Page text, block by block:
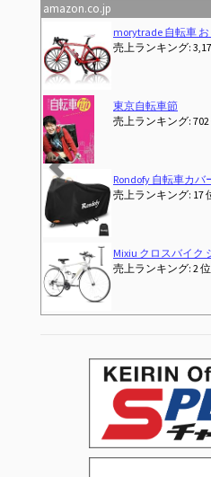
amazon.co.jp
morytrade 自転車 おもちゃ ロードバ
売上ランキング:
東京自転車節
売上ランキング: 702
Rondofy 自転車カバー 防水 厚手 破れにくい 【820g 420D 厚手モデル】【 使い捨て
売上ランキング: 17
Mixiu クロスバイク シマノ製21段変速 自転車 700C 27インチ相当 高炭素鋼フレーム 軽量 クロス
売上ランキング: 2 位
Previous